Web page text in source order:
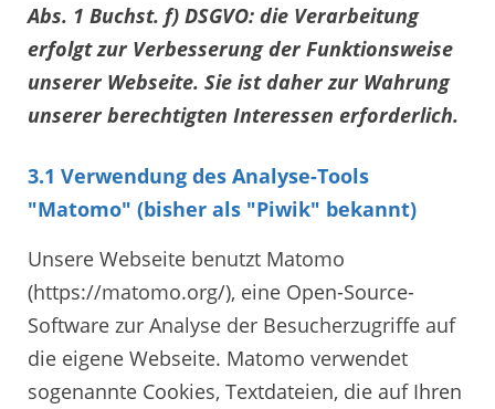
Abs. 1 Buchst. f) DSGVO: die Verarbeitung
erfolgt zur Verbesserung der Funktionsweise
unserer Webseite. Sie ist daher zur Wahrung
unserer berechtigten Interessen erforderlich.
3.1 Verwendung des Analyse-Tools
"Matomo" (bisher als "Piwik" bekannt)
Unsere Webseite benutzt Matomo
(https://matomo.org/), eine Open-Source-
Software zur Analyse der Besucherzugriffe auf
die eigene Webseite. Matomo verwendet
sogenannte Cookies, Textdateien, die auf Ihren